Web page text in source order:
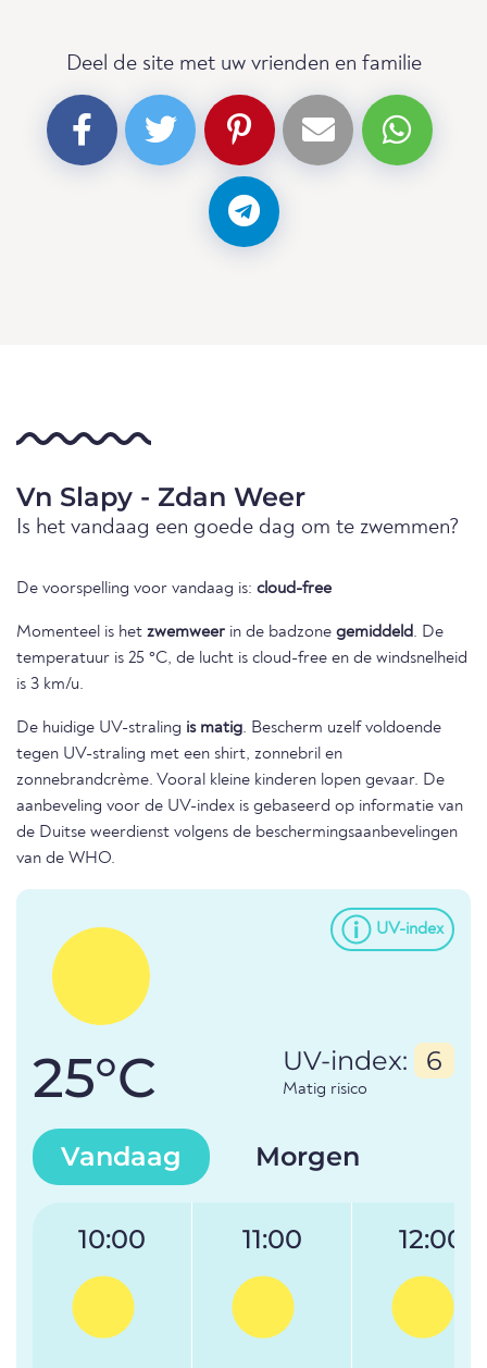
Deel de site met uw vrienden en familie
Vn Slapy - Zdan Weer
Is het vandaag een goede dag om te zwemmen?
De voorspelling voor vandaag is: cloud-free
Momenteel is het zwemweer in de badzone gemiddeld. De
temperatuur is 25 °C, de lucht is cloud-free en de windsnelheid
is 3 km/u.
De huidige UV-straling is matig. Bescherm uzelf voldoende
tegen UV-straling met een shirt, zonnebril en
zonnebrandcrème. Vooral kleine kinderen lopen gevaar. De
aanbeveling voor de UV-index is gebaseerd op informatie van
de Duitse weerdienst volgens de beschermingsaanbevelingen
van de WHO.
UV-index
25°C UV-index: 6
Matig risico
Vandaag Morgen
10:00 11:00 12:00